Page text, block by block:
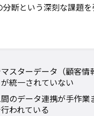
断という深刻な課題
スターデータ（顧客情
統一されていない
のデータ連携が手作業
われている